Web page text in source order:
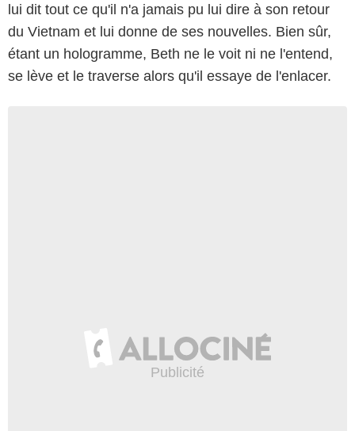
lui dit tout ce qu'il n'a jamais pu lui dire à son retour
du Vietnam et lui donne de ses nouvelles. Bien sûr,
étant un hologramme, Beth ne le voit ni ne l'entend,
se lève et le traverse alors qu'il essaye de l'enlacer.